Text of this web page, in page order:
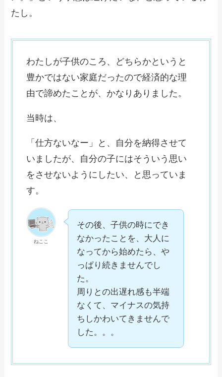
たし。
わたしが子供のころ、どちらかというと
豊かではない家庭だったので経済的な理
由で諦めたことが、かなりありました。
当時は、
「仕方ないなー」と、自分を納得させて
いましたが、自分の子にはそういう思い
をさせないようにしたい、と思っていま
す。
ねここ
その後、子供の時にでき
なかったことを、大人に
なってから始めたら、や
っぱり続きませんでし
た。
周りとの出遅れ感も半端
なくて、マイナスの気持
ちしかわいてきませんで
した。。。